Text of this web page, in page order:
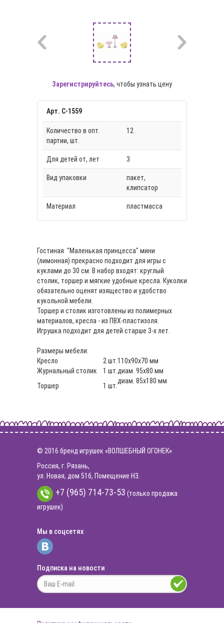
Зарегистрируйтесь, чтобы узнать цену
Арт. С-1559
Количество в опт.
партии, шт.
12
Для детей от, лет 3
Вид упаковки
пакет,
клипсатор
Материал пластмасса
Гостиная "Маленькая принцесса" мини
(лимонная) прекрасно подходит для игры с
куклами до 30 см. В набор входят: круглый
столик, торшер и мягкие удобные кресла. Куколки
обязательно оценят изящество и удобство
кукольной мебели.
Торшер и столик изготовлены из полимерных
материалов, кресла - из ПВХ-пластизоля.
Игрушка подходит для детей старше 3-х лет.
Размеры мебели:
Кресло
2 шт. 110х90х70 мм
Журнальный столик 1 шт. диам. 95х80 мм
Торшер
1 шт.
диам. 85х180 мм
© 2016 бренд игрушек «ВОЛШЕБНЫЙ ОГОНЕК»
Россия, г. Рязань,
ул. Новая, дом 51б, Помещение Н3.
+7 (965) 714-73-53 (только продажа
игрушек)
Мы в соцсетях
Подписка на новости